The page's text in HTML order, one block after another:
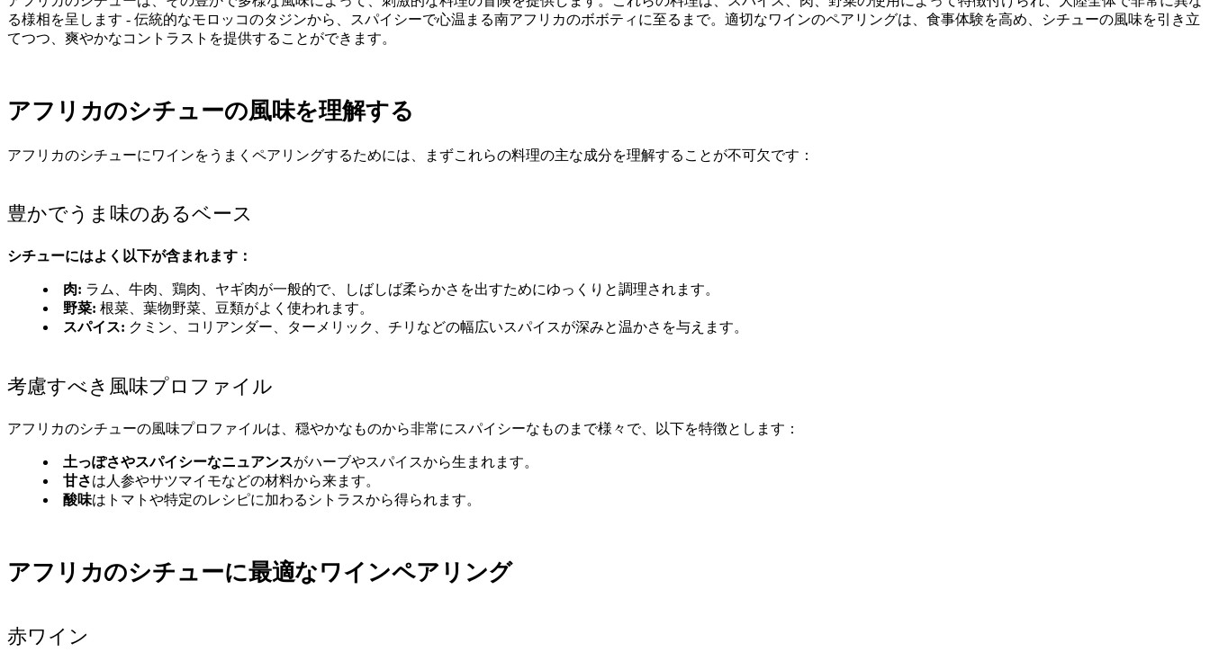
る様相を呈します - 伝統的なモロッコのタジンから、スパイシーで心温まる南アフリカのボボティに至るまで。適切なワインのペアリングは、食事体験を高め、シチューの風味を引き立
てつつ、爽やかなコントラストを提供することができます。
アフリカのシチューの風味を理解する
アフリカのシチューにワインをうまくペアリングするためには、まずこれらの料理の主な成分を理解することが不可欠です：
豊かでうま味のあるベース
シチューにはよく以下が含まれます：
肉: ラム、牛肉、鶏肉、ヤギ肉が一般的で、しばしば柔らかさを出すためにゆっくりと調理されます。
野菜: 根菜、葉物野菜、豆類がよく使われます。
スパイス: クミン、コリアンダー、ターメリック、チリなどの幅広いスパイスが深みと温かさを与えます。
考慮すべき風味プロファイル
アフリカのシチューの風味プロファイルは、穏やかなものから非常にスパイシーなものまで様々で、以下を特徴とします：
土っぽさやスパイシーなニュアンスがハーブやスパイスから生まれます。
甘さは人参やサツマイモなどの材料から来ます。
酸味はトマトや特定のレシピに加わるシトラスから得られます。
アフリカのシチューに最適なワインペアリング
赤ワイン